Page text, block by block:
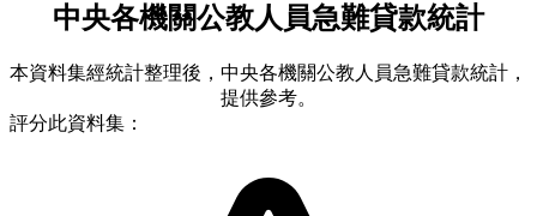
中央各機關公教人員急難貸款統計
本資料集經統計整理後，中央各機關公教人員急難貸款統計，
提供參考。
評分此資料集：